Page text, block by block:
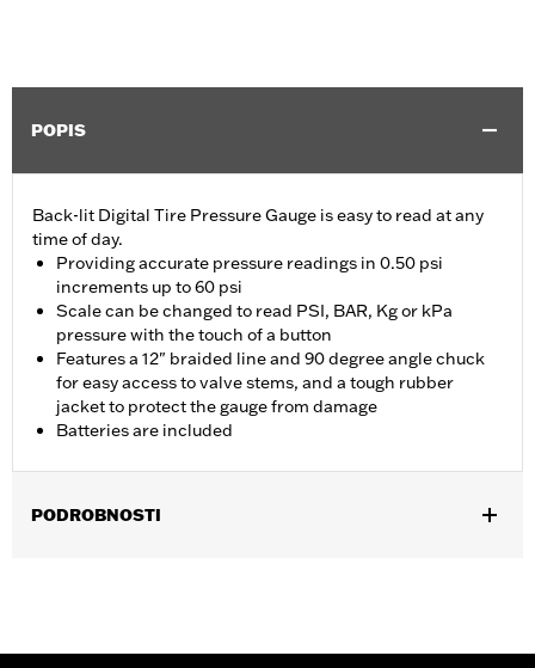
POPIS
Back-lit Digital Tire Pressure Gauge is easy to read at any
time of day.
Providing accurate pressure readings in 0.50 psi
increments up to 60 psi
Scale can be changed to read PSI, BAR, Kg or kPa
pressure with the touch of a button
Features a 12" braided line and 90 degree angle chuck
for easy access to valve stems, and a tough rubber
jacket to protect the gauge from damage
Batteries are included
PODROBNOSTI
In the Box:Gauge only